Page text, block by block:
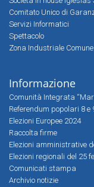
Comitato Unico di
Servizi Informatici
Spettacolo
Zona Industriale
Informazione
Comunità Integrata
Referendum popolari 8 e
Elezioni Europee 2024
Raccolta firme
Elezioni amministrative
Elezioni regionali del 25
Comunicati stampa
Archivio notizie